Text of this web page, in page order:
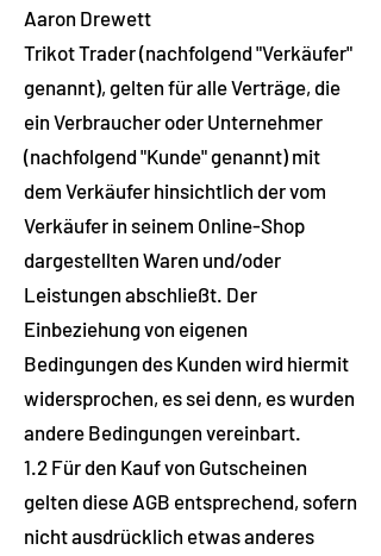
Aaron Drewett
Trikot Trader (nachfolgend "Verkäufer"
genannt), gelten für alle Verträge, die
ein Verbraucher oder Unternehmer
(nachfolgend "Kunde" genannt) mit
dem Verkäufer hinsichtlich der vom
Verkäufer in seinem Online-Shop
dargestellten Waren und/oder
Leistungen abschließt. Der
Einbeziehung von eigenen
Bedingungen des Kunden wird hiermit
widersprochen, es sei denn, es wurden
andere Bedingungen vereinbart.
1.2 Für den Kauf von Gutscheinen
gelten diese AGB entsprechend, sofern
nicht ausdrücklich etwas anderes